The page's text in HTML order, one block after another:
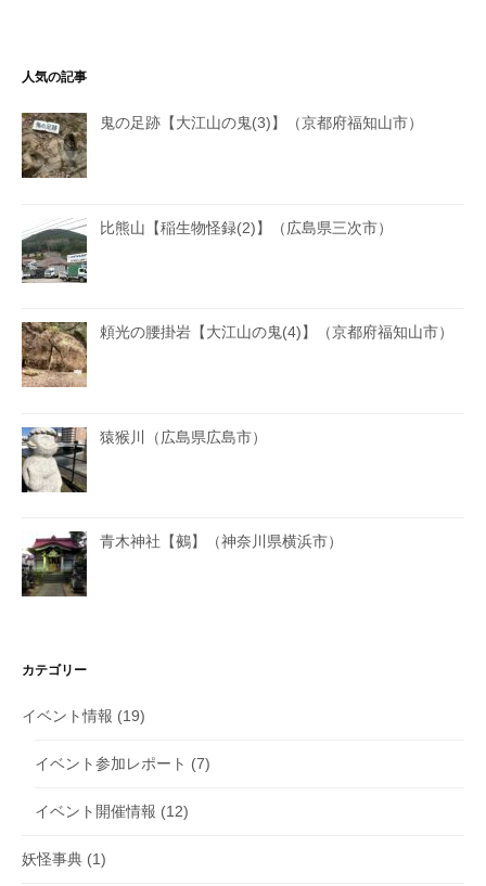
人気の記事
鬼の足跡【大江山の鬼(3)】（京都府福知山市）
比熊山【稲生物怪録(2)】（広島県三次市）
頼光の腰掛岩【大江山の鬼(4)】（京都府福知山市）
猿猴川（広島県広島市）
青木神社【鵺】（神奈川県横浜市）
カテゴリー
イベント情報 (19)
イベント参加レポート (7)
イベント開催情報 (12)
妖怪事典 (1)